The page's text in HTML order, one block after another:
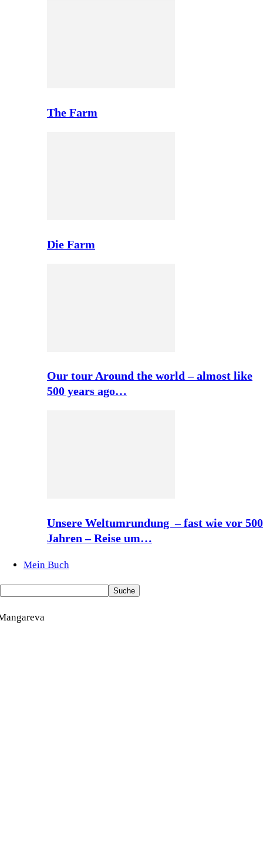
The Farm
Die Farm
Our tour Around the world – almost like
500 years ago…
Unsere Weltumrundung – fast wie vor 500
Jahren – Reise um…
Mein Buch